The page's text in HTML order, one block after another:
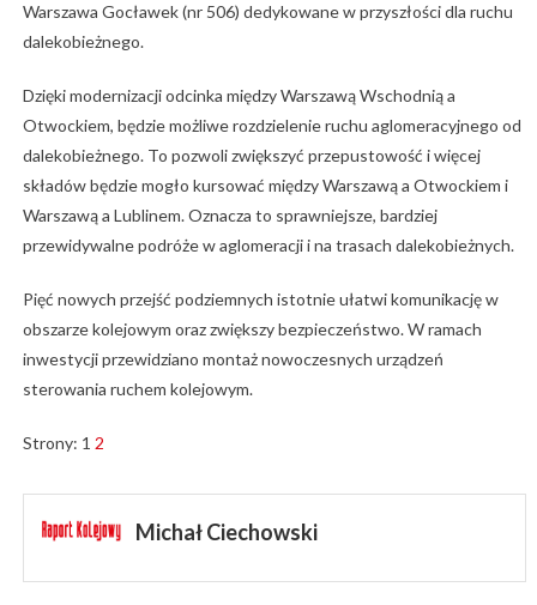
Warszawa Gocławek (nr 506) dedykowane w przyszłości dla ruchu
dalekobieżnego.
Dzięki modernizacji odcinka między Warszawą Wschodnią a
Otwockiem, będzie możliwe rozdzielenie ruchu aglomeracyjnego od
dalekobieżnego. To pozwoli zwiększyć przepustowość i więcej
składów będzie mogło kursować między Warszawą a Otwockiem i
Warszawą a Lublinem. Oznacza to sprawniejsze, bardziej
przewidywalne podróże w aglomeracji i na trasach dalekobieżnych.
Pięć nowych przejść podziemnych istotnie ułatwi komunikację w
obszarze kolejowym oraz zwiększy bezpieczeństwo. W ramach
inwestycji przewidziano montaż nowoczesnych urządzeń
sterowania ruchem kolejowym.
Strony: 1 2
Michał Ciechowski